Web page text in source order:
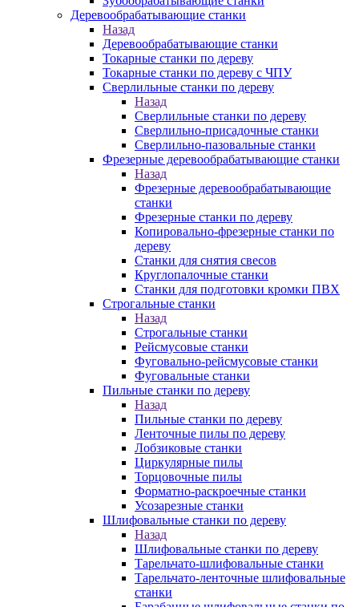
Деревообрабатывающие станки
Назад
Деревообрабатывающие станки
Токарные станки по дереву
Токарные станки по дереву с ЧПУ
Сверлильные станки по дереву
Назад
Сверлильные станки по дереву
Сверлильно-присадочные станки
Сверлильно-пазовальные станки
Фрезерные деревообрабатывающие станки
Назад
Фрезерные деревообрабатывающие
станки
Фрезерные станки по дереву
Копировально-фрезерные станки по
дереву
Станки для снятия свесов
Круглопалочные станки
Станки для подготовки кромки ПВХ
Строгальные станки
Назад
Строгальные станки
Рейсмусовые станки
Фуговально-рейсмусовые станки
Фуговальные станки
Пильные станки по дереву
Назад
Пильные станки по дереву
Ленточные пилы по дереву
Лобзиковые станки
Циркулярные пилы
Торцовочные пилы
Форматно-раскроечные станки
Усозарезные станки
Шлифовальные станки по дереву
Назад
Шлифовальные станки по дереву
Тарельчато-шлифовальные станки
Тарельчато-ленточные шлифовальные
станки